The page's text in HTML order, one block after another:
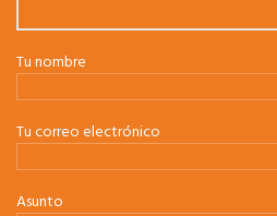
Tu nombre
Tu correo electrónico
Asunto